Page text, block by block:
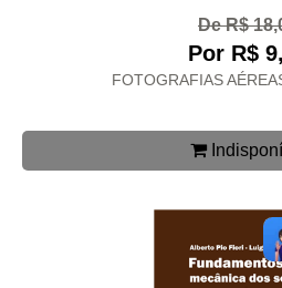
De R$
Por R$
FOTOGRAFIAS